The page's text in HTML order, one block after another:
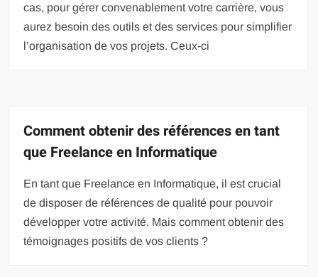
cas, pour gérer convenablement votre carrière, vous
aurez besoin des outils et des services pour simplifier
l’organisation de vos projets. Ceux-ci
Comment obtenir des références en tant
que Freelance en Informatique
En tant que Freelance en Informatique, il est crucial
de disposer de références de qualité pour pouvoir
développer votre activité. Mais comment obtenir des
témoignages positifs de vos clients ?